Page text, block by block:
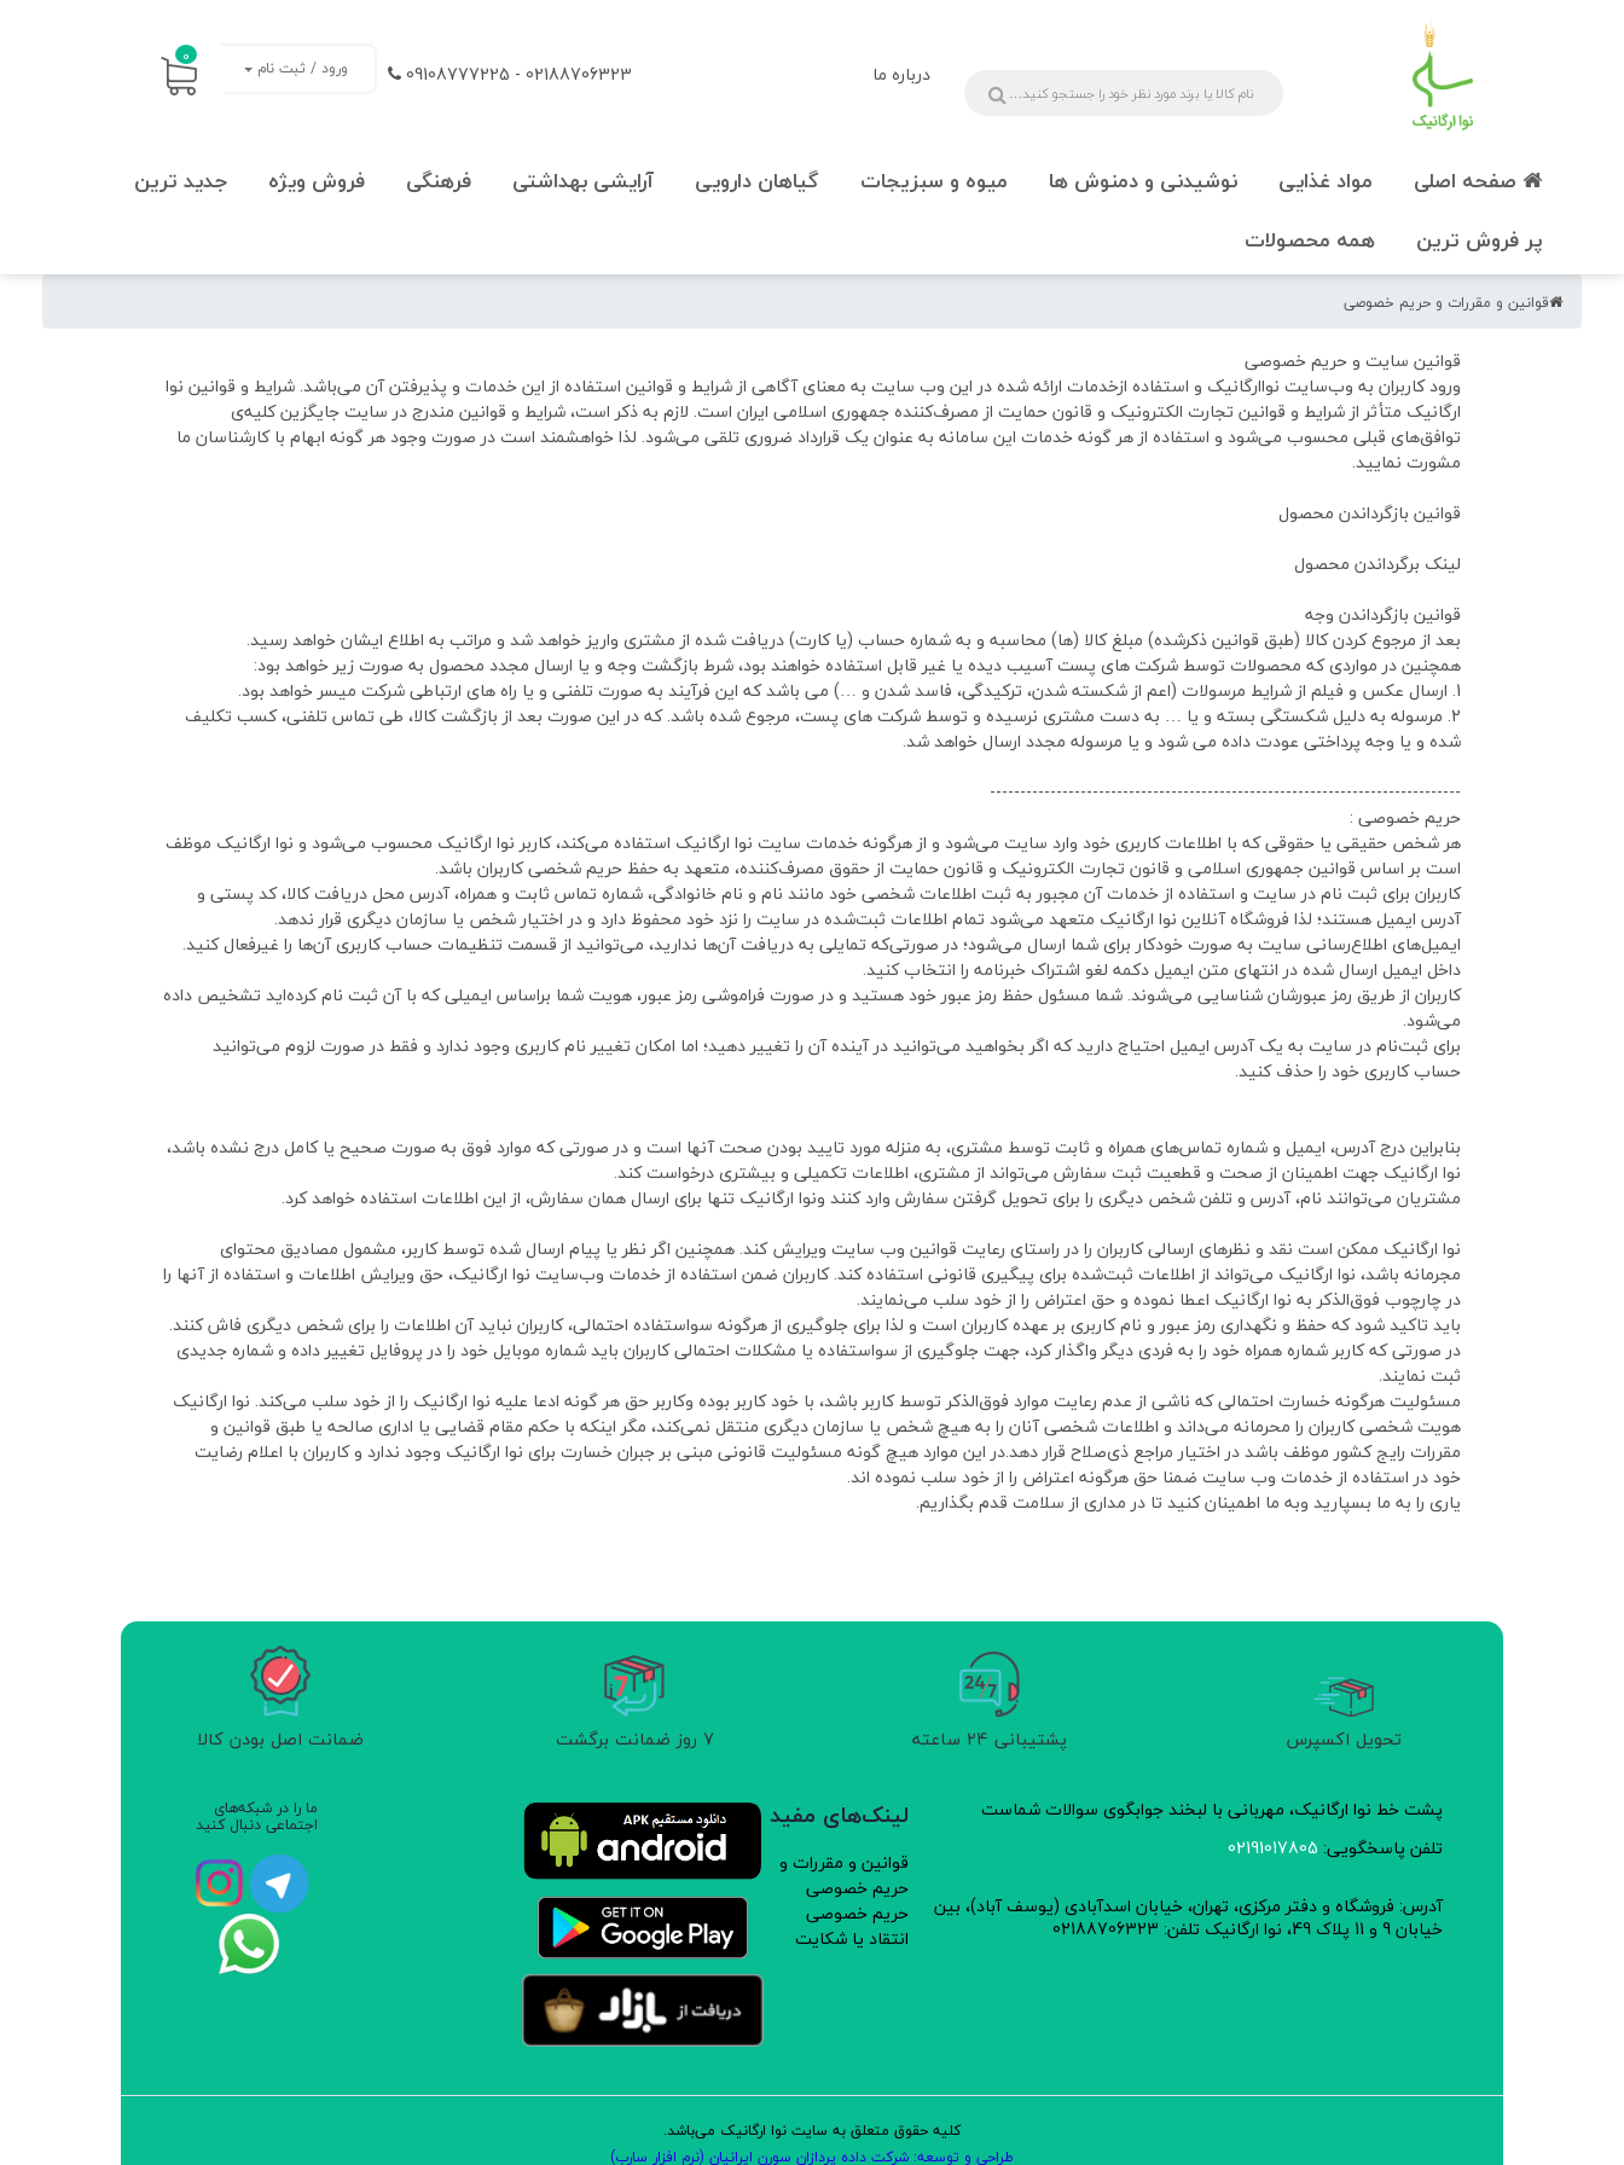
درباره ما 02188706323 - 09108777225 ورود / ثبت نام 0
صفحه اصلی مواد غذایی نوشیدنی و دمنوش ها میوه و سبزیجات گیاهان دارویی آرایشی بهداشتی فرهنگی فروش ویژه
جدید ترین
پر فروش ترین
همه محصولات
قوانین و مقررات و حریم خصوصی
قوانین سایت و حریم خصوصی
ورود کاربران به وب‌سایت نواارگانیک و استفاده ازخدمات ارائه شده در این وب سایت به معنای آگاهی از شرایط و قوانین استفاده از این خدمات و پذیرفتن آن می‌باشد. شرایط و قوانین نوا
ارگانیک متأثر از شرایط و قوانین تجارت الکترونیک و قانون حمایت از مصرف‌کننده جمهوری اسلامی ایران است. لازم به ذکر است، شرایط و قوانین مندرج در سایت جایگزین کلیه‌ی
توافق‌های قبلی محسوب می‌شود و استفاده از هر گونه خدمات این سامانه به عنوان یک قرارداد ضروری تلقی می‌شود. لذا خواهشمند است در صورت وجود هر گونه ابهام با کارشناسان ما
مشورت نمایید.
قوانین بازگرداندن محصول
لینک برگرداندن محصول
قوانین بازگرداندن وجه
بعد از مرجوع کردن کالا (طبق قوانین ذکرشده) مبلغ کالا (ها) محاسبه و به شماره حساب (یا کارت) دریافت شده از مشتری واریز خواهد شد و مراتب به اطلاع ایشان خواهد رسید.
همچنین در مواردی که محصولات توسط شرکت های پست آسیب دیده یا غیر قابل استفاده خواهند بود، شرط بازگشت وجه و یا ارسال مجدد محصول به صورت زیر خواهد بود:
1. ارسال عکس و فیلم از شرایط مرسولات (اعم از شکسته شدن، ترکیدگی، فاسد شدن و …) می باشد که این فرآیند به صورت تلفنی و یا راه های ارتباطی شرکت میسر خواهد بود.
2. مرسوله به دلیل شکستگی بسته و یا … به دست مشتری نرسیده و توسط شرکت های پست، مرجوع شده باشد. که در این صورت بعد از بازگشت کالا، طی تماس تلفنی، کسب تکلیف
شده و یا وجه پرداختی عودت داده می شود و یا مرسوله مجدد ارسال خواهد شد.
------------------------------------------------------------------------------
حریم خصوصی :
هر شخص حقیقی یا حقوقی که با اطلاعات کاربری خود وارد سایت می‌شود و از هرگونه خدمات سایت نوا ارگانیک استفاده می‌کند، کاربر نوا ارگانیک محسوب می‌شود و نوا ارگانیک موظف
است بر اساس قوانین جمهوری اسلامی و قانون تجارت الکترونیک و قانون حمایت از حقوق مصرف‌کننده، متعهد به حفظ حریم شخصی کاربران باشد.
کاربران برای ثبت نام در سایت و استفاده از خدمات آن مجبور به ثبت اطلاعات شخصی خود مانند نام و نام خانوادگی، شماره تماس ثابت و همراه، آدرس محل دریافت کالا، کد پستی و
آدرس ایمیل هستند؛ لذا فروشگاه آنلاین نوا ارگانیک متعهد می‌شود تمام اطلاعات ثبت‌شده در سایت را نزد خود محفوظ دارد و در اختیار شخص یا سازمان دیگری قرار ندهد.
ایمیل‌های اطلاع‌رسانی سایت به صورت خودکار برای شما ارسال می‌شود؛ در صورتی‌که تمایلی به دریافت آن‌ها ندارید، می‌توانید از قسمت تنظیمات حساب کاربری آن‌ها را غیرفعال کنید.
داخل ایمیل ارسال شده در انتهای متن ایمیل دکمه لغو اشتراک خبرنامه را انتخاب کنید.
کاربران از طریق رمز عبورشان شناسایی می‌شوند. شما مسئول حفظ رمز عبور خود هستید و در صورت فراموشی رمز عبور، هویت شما براساس ایمیلی که با آن ثبت نام کرده‌اید تشخیص داده
می‎‌شود.
برای ثبت‌نام در سایت به یک آدرس ایمیل احتیاج دارید که اگر بخواهید می‌توانید در آینده آن را تغییر دهید؛ اما امکان تغییر نام کاربری وجود ندارد و فقط در صورت لزوم می‌توانید
حساب کاربری خود را حذف کنید.
بنابراین درج آدرس، ایمیل و شماره تماس‌های همراه و ثابت توسط مشتری، به منزله مورد تایید بودن صحت آنها است و در صورتی که موارد فوق به صورت صحیح یا کامل درج نشده باشد،
نوا ارگانیک جهت اطمینان از صحت و قطعیت ثبت سفارش می‌تواند از مشتری، اطلاعات تکمیلی و بیشتری درخواست کند.
مشتریان می‌توانند نام، آدرس و تلفن شخص دیگری را برای تحویل گرفتن سفارش وارد کنند ونوا ارگانیک تنها برای ارسال همان سفارش، از این اطلاعات استفاده خواهد کرد.
نوا ارگانیک ممکن است نقد و نظرهای ارسالی کاربران را در راستای رعایت قوانین وب سایت ویرایش کند. همچنین اگر نظر یا پیام ارسال شده توسط کاربر، مشمول مصادیق محتوای
مجرمانه باشد، نوا ارگانیک می‌تواند از اطلاعات ثبت‌شده برای پیگیری قانونی استفاده کند. کاربران ضمن استفاده از خدمات وب‌سایت نوا ارگانیک، حق ویرایش اطلاعات و استفاده از آنها را
در چارچوب فوق‌الذکر به نوا ارگانیک اعطا نموده و حق اعتراض را از خود سلب می‌نمایند.
باید تاکید شود که حفظ و نگهداری رمز عبور و نام کاربری بر عهده کاربران است و لذا برای جلوگیری از هرگونه سواستفاده احتمالی، کاربران نباید آن اطلاعات را برای شخص دیگری فاش کنند.
در صورتی که کاربر شماره همراه خود را به فردی دیگر واگذار کرد، جهت جلوگیری از سواستفاده یا مشکلات احتمالی کاربران باید شماره موبایل خود را در پروفایل تغییر داده و شماره جدیدی
ثبت نمایند.
مسئولیت هرگونه خسارت احتمالی که ناشی از عدم رعایت موارد فوق‌الذکر توسط کاربر باشد، با خود کاربر بوده وکاربر حق هر گونه ادعا علیه نوا ارگانیک را از خود سلب می‌کند. نوا ارگانیک
هویت شخصی کاربران را محرمانه می‌داند و اطلاعات شخصی آنان را به هیچ شخص یا سازمان دیگری منتقل نمی‌کند، مگر اینکه با حکم مقام قضایی یا اداری صالحه یا طبق قوانین و
مقررات رایج کشور موظف باشد در اختیار مراجع ذی‌صلاح قرار دهد.در این موارد هیچ گونه مسئولیت قانونی مبنی بر جبران خسارت برای نوا ارگانیک وجود ندارد و کاربران با اعلام رضایت
خود در استفاده از خدمات وب سایت ضمنا حق هرگونه اعتراض را از خود سلب نموده اند.
یاری را به ما بسپارید وبه ما اطمینان کنید تا در مداری از سلامت قدم بگذاریم.
تحویل اکسپرس پشتیبانی 24 ساعته 7 روز ضمانت برگشت ضمانت اصل بودن کالا
پشت خط نوا ارگانیک، مهربانی با لبخند جوابگوی سوالات شماست
تلفن پاسخگویی: 02191017805
آدرس: فروشگاه و دفتر مرکزی، تهران، خیابان اسدآبادی (یوسف آباد)، بین
خیابان 9 و 11 پلاک 49، نوا ارگانیک تلفن: 02188706323
لینک‌های مفید
قوانین و مقررات و
حریم خصوصی
حریم خصوصی
انتقاد یا شکایت
ما را در شبکه‌های
اجتماعی دنبال کنید
کلیه حقوق متعلق به سایت نوا ارگانیک می‌باشد.
طراحی و توسعه: شرکت داده پردازان سورن ایرانیان (نرم افزار سارب)